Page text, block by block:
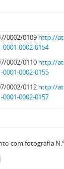
0002/0109 http://
0001-0002-0154
0002/0110 http://
0002-0155
0002/0112 http://
0002-0157
com fotografia